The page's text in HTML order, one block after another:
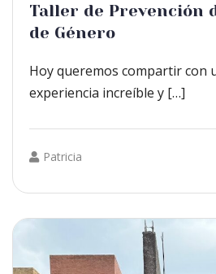
Taller de Prevención
de Género
Hoy queremos compartir con
experiencia increíble y […]
Patricia